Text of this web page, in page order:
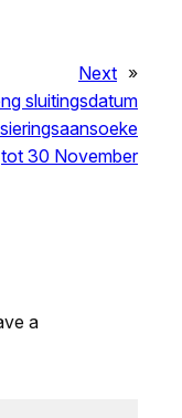
Next »
sluitingsdatum
tot 30 November
a